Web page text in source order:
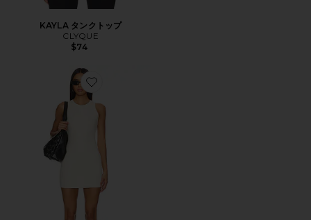
KAYLA タンクトップ
CLYQUE
$74
Favorite KELLY ミニドレス